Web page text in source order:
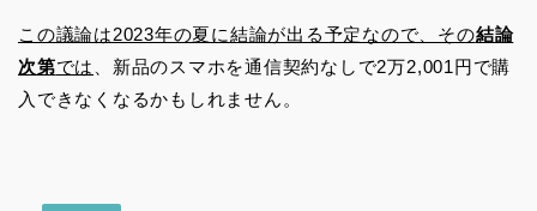
この議論は2023年の夏に結論が出る予定なので、その結論
次第では
、新品のスマホを通信契約なしで2万2,001円で購
入できなくなるかもしれません。